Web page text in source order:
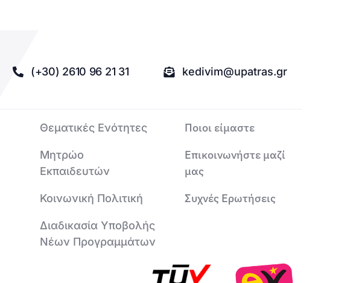
(+30) 2610 96 21 31 kedivim@upatras.gr
Θεματικές Ενότητες
Μητρώο
Εκπαιδευτών
Κοινωνική Πολιτική
Διαδικασία Υποβολής
Νέων Προγραμμάτων
Ποιοι είμαστε
Επικοινωνήστε μαζί
μας
Συχνές Ερωτήσεις